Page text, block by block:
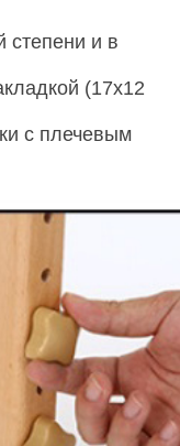
степени и в
(17x12
с плечевым